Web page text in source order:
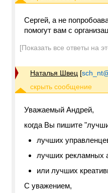
Сергей, а не
помогут вам с
[Показать все ответы на
Наталья Швец [
Уважаемый Андрей,
когда Вы пишите
лучших
лучших рекламных
или лучших
С уважением,